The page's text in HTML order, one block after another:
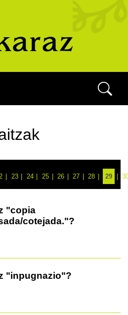
23 24 25 26 27 28 29
"copia
cotejada."?
"inpugnazio"?